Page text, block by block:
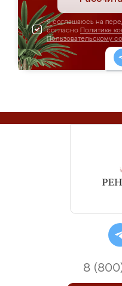
Я соглашаюсь на
согласно Политике
Пользовательскому
8